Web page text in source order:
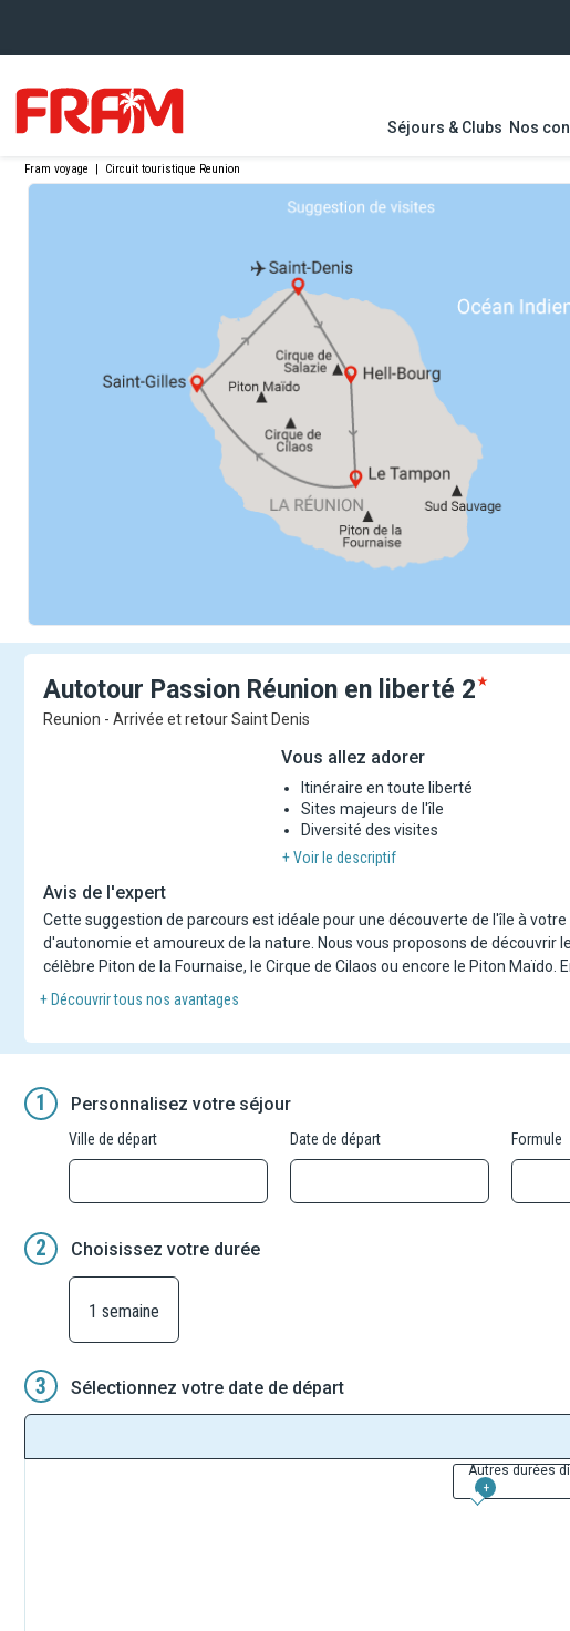
Séjours & Clubs Nos
Fram voyage | Circuit touristique Reunion
Autotour Passion Réunion en liberté 2
Reunion - Arrivée et retour Saint Denis
Vous allez adorer
Itinéraire en toute liberté
Sites majeurs de l'île
Diversité des visites
+ Voir le descriptif
Avis de l'expert
Cette suggestion de parcours est idéale pour une découverte de l'île à
d'autonomie et amoureux de la nature. Nous vous proposons de découvrir
célèbre Piton de la Fournaise, le Cirque de Cilaos ou encore le Piton Maïdo.
+ Découvrir tous nos avantages
1 Personnalisez votre séjour
Ville de départ Date de départ Formule
2 Choisissez votre durée
1 semaine
3 Sélectionnez votre date de départ
Autres durées
+